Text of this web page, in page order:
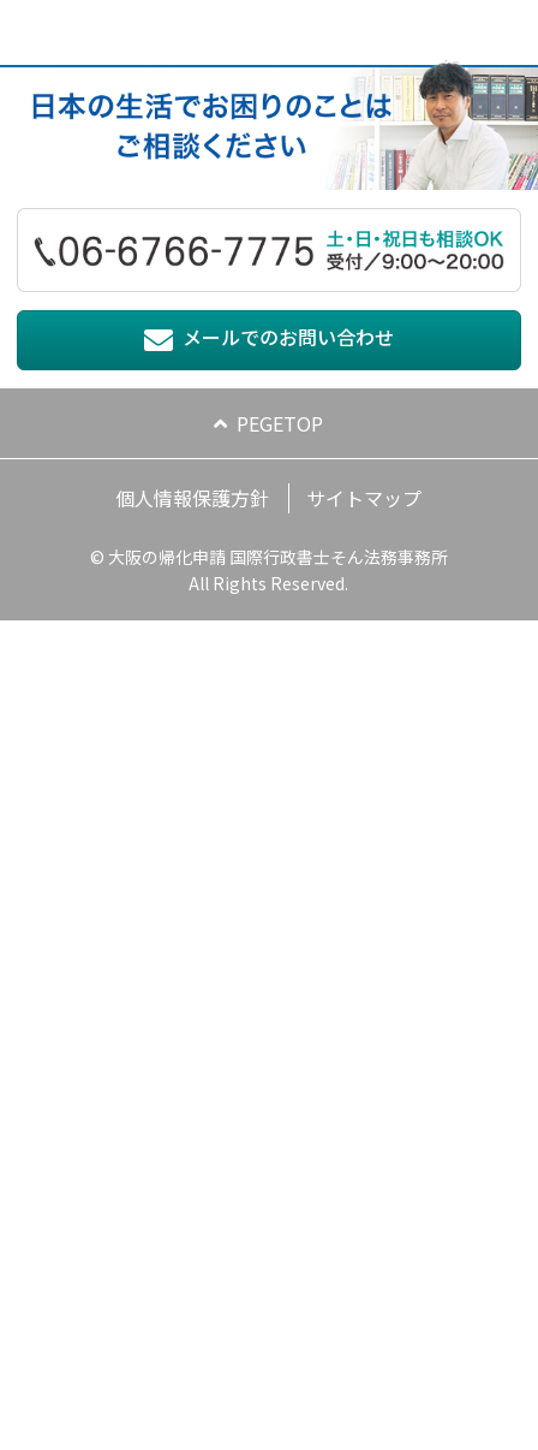
メールでのお問い合わせ
PEGETOP
個人情報保護方針 サイトマップ
© 大阪の帰化申請 国際行政書士そん法務事務所
All Rights Reserved.